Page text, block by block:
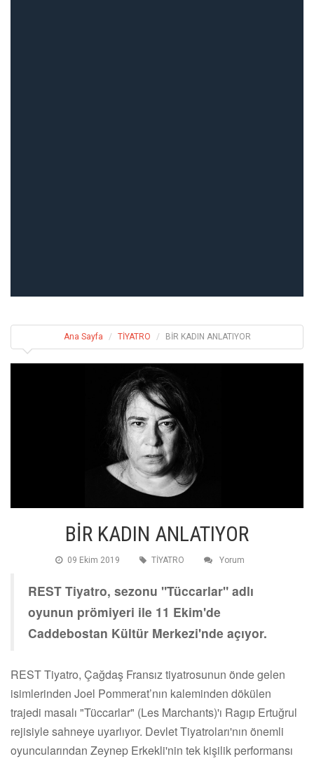
Ana Sayfa TİYATRO BİR KADIN ANLATIYOR
BİR KADIN ANLATIYOR
09 Ekim 2019 TİYATRO Yorum
REST Tiyatro, sezonu "Tüccarlar" adlı
oyunun prömiyeri ile 11 Ekim'de
Caddebostan Kültür Merkezi'nde açıyor.
REST Tiyatro, Çağdaş Fransız tiyatrosunun önde gelen
isimlerinden Joel Pommerat’nın kaleminden dökülen
trajedi masalı "Tüccarlar" (Les Marchants)'ı Ragıp Ertuğrul
rejisiyle sahneye uyarlıyor. Devlet Tiyatroları'nın önemli
oyuncularından Zeynep Erkekli'nin tek kişilik performansı